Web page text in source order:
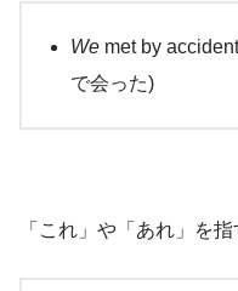
We met by
で会った)
「これ」や「あれ」を指